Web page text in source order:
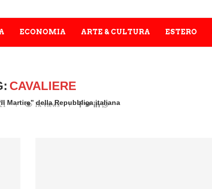
ECONOMIA ARTE & CULTURA ESTERO
CAVALIERE
Martire” della Repubblica italiana
1k views